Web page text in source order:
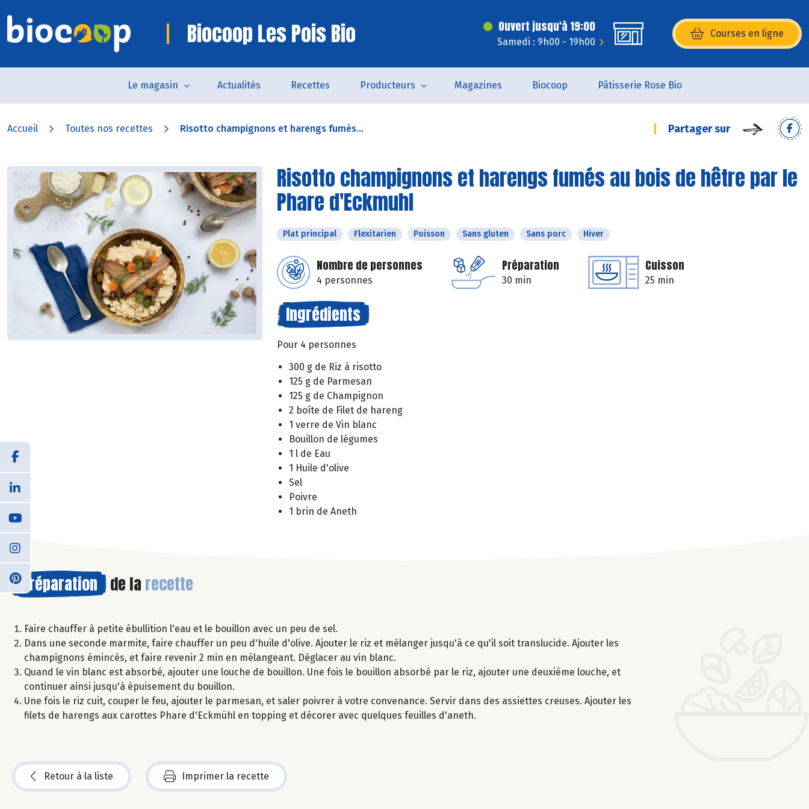
Biocoop Les Pois Bio Ouvert jusqu'à 19:00
Samedi : 9h00 - 19h00
Courses en ligne
(s’ouvre dans une nouvelle
Le magasin Actualités Recettes Producteurs Magazines Biocoop Pâtisserie Rose Bio
Accueil Toutes nos recettes Risotto champignons et harengs fumés... Partager sur
Risotto champignons et harengs fumés au bois de hêtre par le
Phare d'Eckmuhl
Plat principal Flexitarien Poisson Sans gluten Sans porc Hiver
Nombre de personnes
4 personnes
Préparation
30 min
Cuisson
25 min
Ingrédients
Pour 4 personnes
300 g de Riz à risotto
125 g de Parmesan
125 g de Champignon
2 boîte de Filet de hareng
1 verre de Vin blanc
Bouillon de légumes
1 l de Eau
1 Huile d'olive
Sel
Poivre
1 brin de Aneth
Préparation de la recette
Faire chauffer à petite ébullition l'eau et le bouillon avec un peu de sel.
Dans une seconde marmite, faire chauffer un peu d'huile d'olive. Ajouter le riz et mélanger jusqu'à ce qu'il soit translucide. Ajouter les
champignons émincés, et faire revenir 2 min en mélangeant. Déglacer au vin blanc.
Quand le vin blanc est absorbé, ajouter une louche de bouillon. Une fois le bouillon absorbé par le riz, ajouter une deuxième louche, et
continuer ainsi jusqu'à épuisement du bouillon.
Une fois le riz cuit, couper le feu, ajouter le parmesan, et saler poivrer à votre convenance. Servir dans des assiettes creuses. Ajouter les
filets de harengs aux carottes Phare d'Eckmühl en topping et décorer avec quelques feuilles d'aneth.
Retour à la liste Imprimer la recette